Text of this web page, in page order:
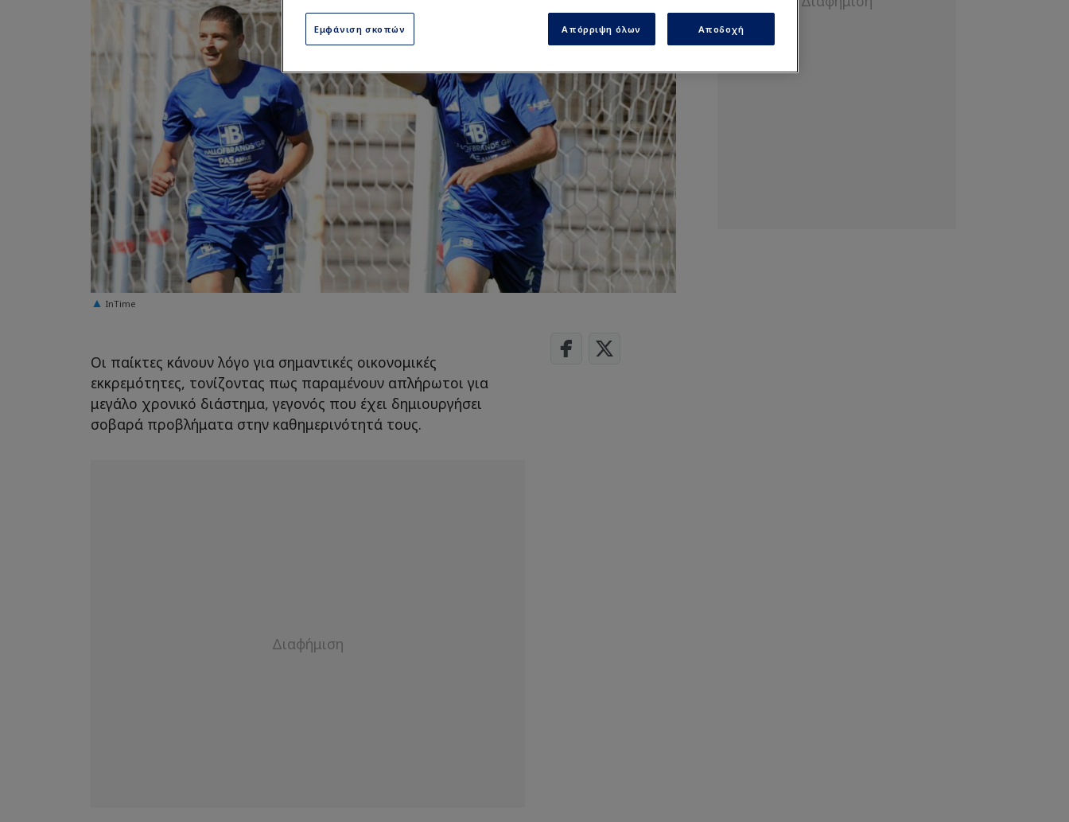
InTime
Οι παίκτες κάνουν λόγο για σημαντικές οικονομικές
εκκρεμότητες, τονίζοντας πως παραμένουν απλήρωτοι για
μεγάλο χρονικό διάστημα, γεγονός που έχει δημιουργήσει
σοβαρά προβλήματα στην καθημερινότητά τους.
Εμφάνιση σκοπών Απόρριψη όλων Αποδοχή